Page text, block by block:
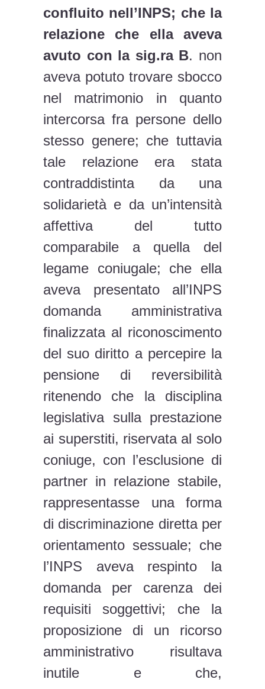
confluito nell’INPS; che la
relazione che ella aveva
avuto con la sig.ra B. non
aveva potuto trovare sbocco
nel matrimonio in quanto
intercorsa fra persone dello
stesso genere; che tuttavia
tale relazione era stata
contraddistinta da una
solidarietà e da un’intensità
affettiva del tutto
comparabile a quella del
legame coniugale; che ella
aveva presentato all’INPS
domanda amministrativa
finalizzata al riconoscimento
del suo diritto a percepire la
pensione di reversibilità
ritenendo che la disciplina
legislativa sulla prestazione
ai superstiti, riservata al solo
coniuge, con l’esclusione di
partner in relazione stabile,
rappresentasse una forma
di discriminazione diretta per
orientamento sessuale; che
l’INPS aveva respinto la
domanda per carenza dei
requisiti soggettivi; che la
proposizione di un ricorso
amministrativo risultava
inutile e che,